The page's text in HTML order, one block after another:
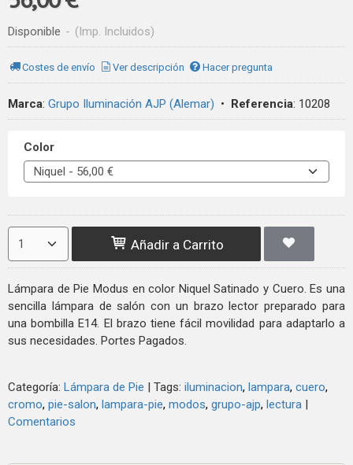
Disponible - (Imp. Incluidos)
Costes de envío Ver descripción Hacer pregunta
Marca: Grupo Iluminación AJP (Alemar) • Referencia: 10208
Color
Añadir a Carrito
Lámpara de Pie Modus en color Niquel Satinado y Cuero. Es una
sencilla lámpara de salón con un brazo lector preparado para
una bombilla E14. El brazo tiene fácil movilidad para adaptarlo a
sus necesidades. Portes Pagados.
Categoría: Lámpara de Pie | Tags: iluminacion lampara cuero
cromo pie-salon lampara-pie modos grupo-ajp lectura |
Comentarios